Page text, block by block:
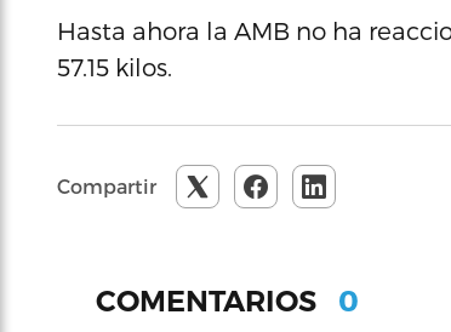
Hasta ahora la AMB no ha
57.15 kilos.
Compartir
COMENTARIOS 0